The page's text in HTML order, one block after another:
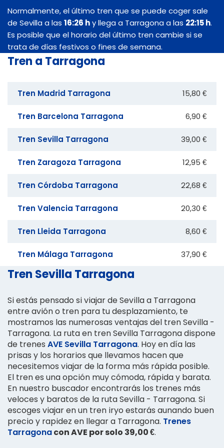
Normalmente, el último tren que se puede coger sale
de Sevilla a las 16:26 hy llega a Tarragona a las 22:15 h.
Es posible que el horario del último tren cambie si se
trata de días festivos o fines de semana.
Tren a Tarragona
Tren Madrid Tarragona 15,80 €
Tren Barcelona Tarragona 6,90 €
Tren Sevilla Tarragona 39,00 €
Tren Zaragoza Tarragona 12,95 €
Tren Córdoba Tarragona 22,68 €
Tren Valencia Tarragona 20,30 €
Tren Lleida Tarragona 8,60 €
Tren Málaga Tarragona 37,90 €
Tren Sevilla Tarragona
Si estás pensado si viajar de Sevilla a Tarragona
entre avión o tren para tu desplazamiento, te
mostramos las numerosas ventajas del tren Sevilla -
Tarragona. La ruta en tren Sevilla Tarragona dispone
de trenes AVE Sevilla Tarragona. Hoy en día las
prisas y los horarios que llevamos hacen que
necesitemos viajar de la forma más rápida posible.
El tren es una opción muy cómoda, rápida y barata.
En nuestro buscador encontrarás los trenes más
veloces y baratos de la ruta Sevilla - Tarragona. Si
escoges viajar en un tren iryo estarás aunando buen
precio y rapidez en llegar a Tarragona. Trenes
Tarragonacon AVE por solo 39,00 €.